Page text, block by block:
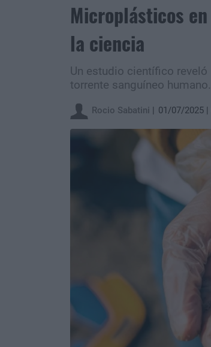
Microplásticos
la ciencia
Un estudio científico
torrente sanguíneo
Rocio Sabatini 01/07/2025